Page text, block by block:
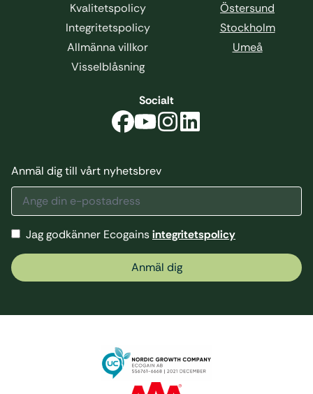
Kvalitetspolicy
Integritetspolicy
Allmänna villkor
Visselblåsning
Östersund
Stockholm
Umeå
Socialt
Anmäl dig till vårt nyhetsbrev
Jag godkänner Ecogainsintegritetspolicy
Anmäl dig